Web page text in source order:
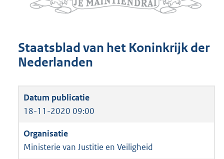
Staatsblad van het Koninkrijk der
Nederlanden
18-11-2020 09:00
Ministerie van Justitie en Veiligheid